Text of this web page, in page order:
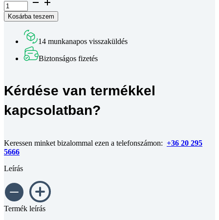
csavar
DIN
horganyzott
M3x30
mennyiség
Kosárba teszem
14 munkanapos visszaküldés
Biztonságos fizetés
Kérdése van termékkel
kapcsolatban?
Keressen minket bizalommal ezen a telefonszámon: +36 20 295
5666
Leírás
Termék leírás